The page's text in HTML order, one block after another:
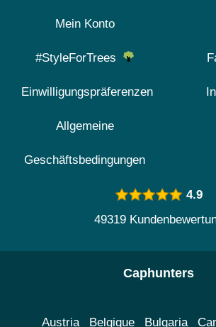
Mein Konto
#StyleForTrees
Einwilligungspräferenzen
Allgemeine
Geschäftsbedingungen
4.9
49319
Caphunters
Austria Belgique Bulgaria